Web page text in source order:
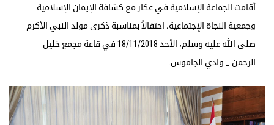
أقامت الجماعة الإسلامية في عكار مع كشافة الإيمان الإسلامية
وجمعية النجاة الإجتماعية، احتفالاً بمناسبة ذكرى مولد النبي الأكرم
صلى الله عليه وسلم، الأحد 18/11/2018 في قاعة مجمع خليل
الرحمن _ وادي الجاموس.